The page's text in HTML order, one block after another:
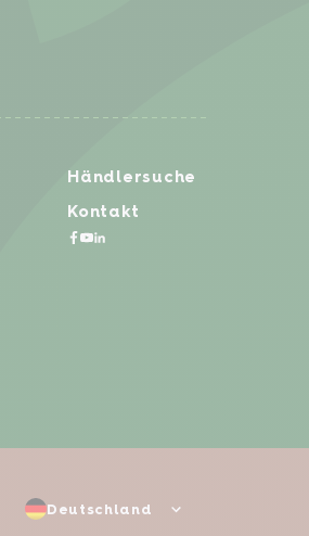
Händlersuche
Kontakt
Deutschland